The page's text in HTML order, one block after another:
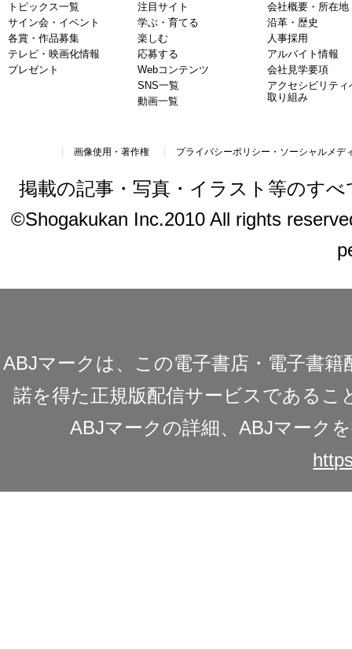
トピックス一覧
サイン会・イベント
各賞・作品募集
テレビ・映画化情報
プレゼント
注目サイト
学ぶ・育てる
楽しむ
応募する
Webコンテンツ
SNS一覧
動画一覧
会社概要・所在地
沿革・歴史
人事採用
アルバイト情報
会社見学要項
アクセシビリティ
取り組み
画像使用・著作権 プライバシーポリシー・ソーシャルメデ
掲載の記事・写真・イラスト等のす
©Shogakukan Inc.2010 All rights
ABJマークは、この電子書店・電子書
諾を得た正規版配信サービスであるこ
ABJマークの詳細、ABJマーク